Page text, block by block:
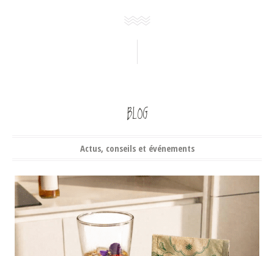
BLOG
Actus, conseils et événements